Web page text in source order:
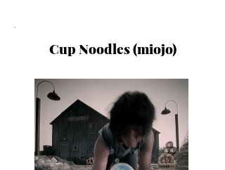
Cup Noodles (miojo)